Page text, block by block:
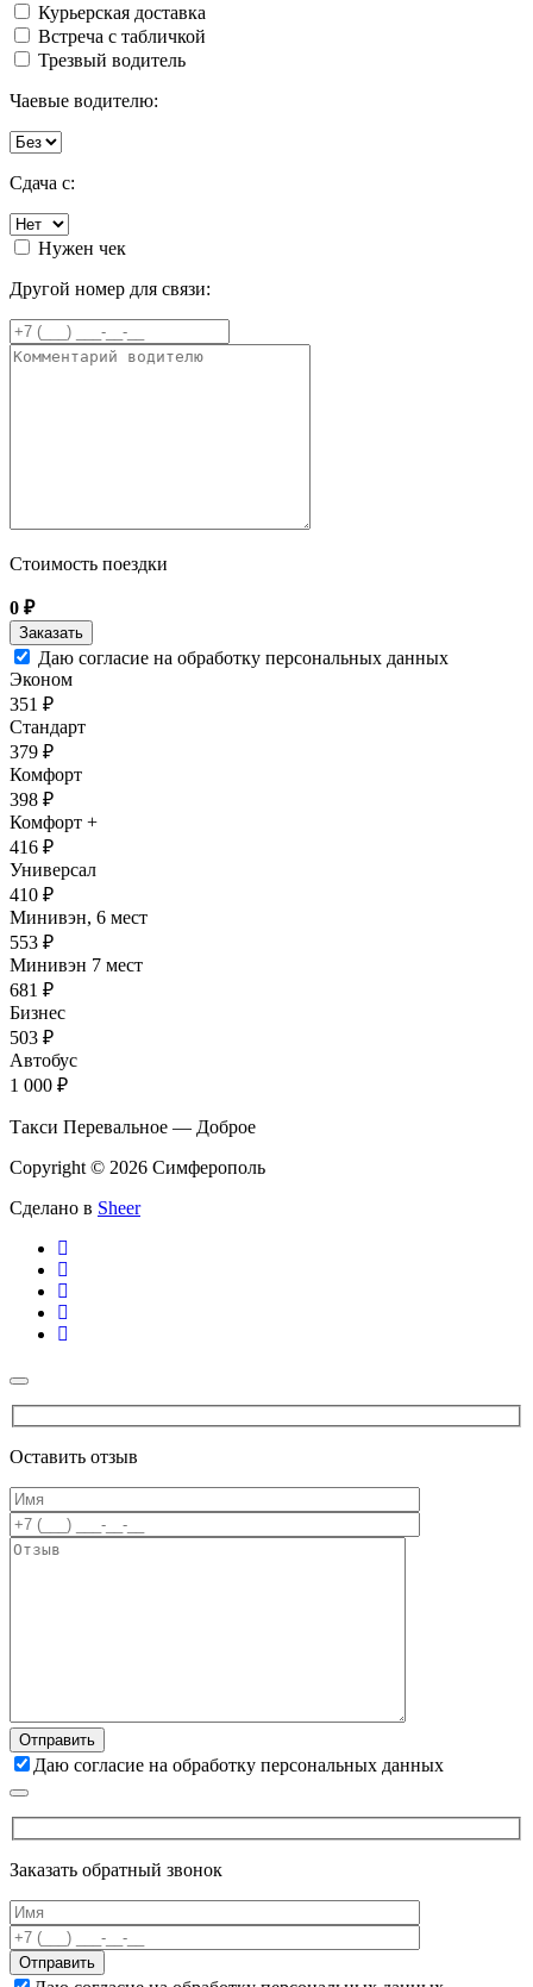
Курьерская доставка
Встреча с табличкой
Трезвый водитель
Чаевые водителю:
Сдача с:
Нужен чек
Другой номер для связи:
Стоимость поездки
0 ₽
Даю согласие на обработку персональных данных
Эконом
351 ₽
Стандарт
379 ₽
Комфорт
398 ₽
Комфорт +
416 ₽
Универсал
410 ₽
Минивэн, 6 мест
553 ₽
Минивэн 7 мест
681 ₽
Бизнес
503 ₽
Автобус
1 000 ₽
Такси Перевальное — Доброе
Copyright © 2026 Симферополь
Сделано в Sheer
Оставить отзыв
Даю согласие на обработку персональных данных
Заказать обратный звонок